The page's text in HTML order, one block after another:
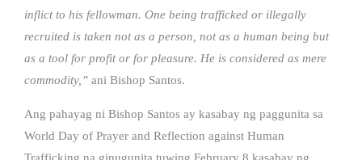
inflict to his fellowman. One being trafficked or illegally
recruited is taken not as a person, not as a human being but
as a tool for profit or for pleasure. He is considered as mere
commodity,” ani Bishop Santos.
Ang pahayag ni Bishop Santos ay kasabay ng paggunita sa
World Day of Prayer and Reflection against Human
Trafficking na ginugunita tuwing February 8 kasabay ng